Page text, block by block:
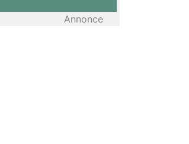
Annonce